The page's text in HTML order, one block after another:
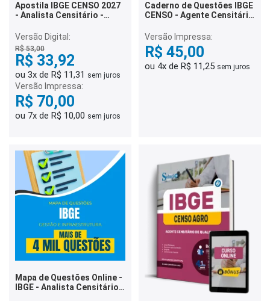
Apostila IBGE CENSO 2027
- Analista Censitário -
Versão Digital:
R$ 53,00
R$ 33,92
ou 3x de R$ 11,31 sem juros
Versão Impressa:
R$ 70,00
ou 7x de R$ 10,00 sem juros
Caderno de Questões IBGE
CENSO - Agente Censitário
Questões Gabaritadas
Versão Impressa:
R$ 45,00
ou 4x de R$ 11,25 sem juros
Mapa de Questões Online -
IBGE - Analista Censitário -